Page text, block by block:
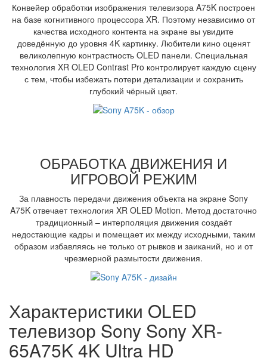
Конвейер обработки изображения телевизора A75K построен
на базе когнитивного процессора XR. Поэтому независимо от
качества исходного контента на экране вы увидите
доведённую до уровня 4K картинку. Любители кино оценят
великолепную контрастность OLED панели. Специальная
технология XR OLED Contrast Pro контролирует каждую сцену
с тем, чтобы избежать потери детализации и сохранить
глубокий чёрный цвет.
ОБРАБОТКА ДВИЖЕНИЯ И
ИГРОВОЙ РЕЖИМ
За плавность передачи движения объекта на экране Sony
A75K отвечает технология XR OLED Motion. Метод достаточно
традиционный – интерполяция движения создаёт
недостающие кадры и помещает их между исходными, таким
образом избавляясь не только от рывков и заиканий, но и от
чрезмерной размытости движения.
Характеристики OLED
телевизор Sony Sony XR-
65A75K 4K Ultra HD